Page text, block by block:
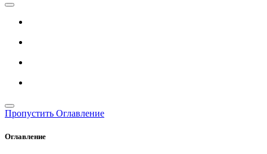
Пропустить Оглавление
Оглавление